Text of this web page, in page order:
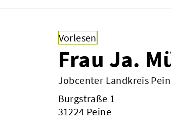
Vorlesen
Frau Ja.
Jobcenter Landkreis
Burgstraße 1
31224 Peine